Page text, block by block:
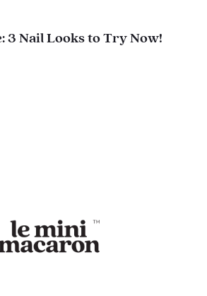
3 Nail Looks to Try Now!